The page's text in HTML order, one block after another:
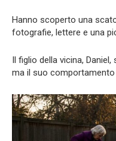
Hanno scoperto una
fotografie, lettere e una
Il figlio della vicina,
ma il suo